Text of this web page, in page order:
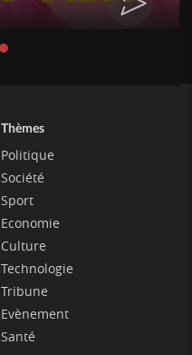
Thèmes
Politique
Société
Sport
Economie
Culture
Technologie
Tribune
Evènement
Santé